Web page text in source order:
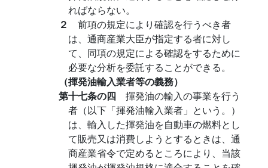
ればならない。
２ 前項の規定により確認を行うべき者
は、通商産業大臣が指定する者に対し
て、同項の規定による確認をするために
必要な分析を委託することができる。
（揮発油輸入業者等の義務）
第十七条の四 揮発油の輸入の事業を行う
者（以下「揮発油輸入業者」という。）
は、輸入した揮発油を自動車の燃料とし
て販売又は消費しようとするときは、通
商産業省令で定めるところにより、当該